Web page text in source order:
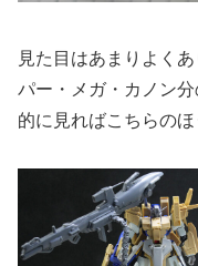
見た目はあまりよく
パー・メガ・カノン
的に見ればこちらの